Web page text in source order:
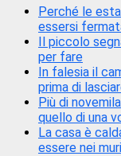
Perché le
essersi
Il piccolo
per fare
In falesia il
prima di
Più di
quello di una
La casa è
essere nei